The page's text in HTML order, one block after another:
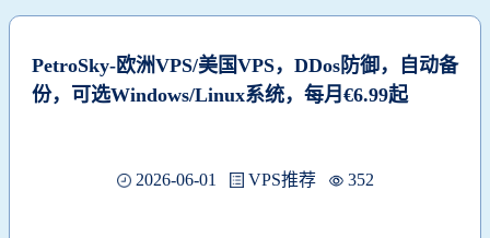
PetroSky-欧洲VPS/美国VPS，DDos防御，自动备
份，可选Windows/Linux系统，每月€6.99起
2026-06-01 VPS推荐 352